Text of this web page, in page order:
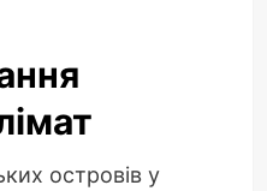
островів у